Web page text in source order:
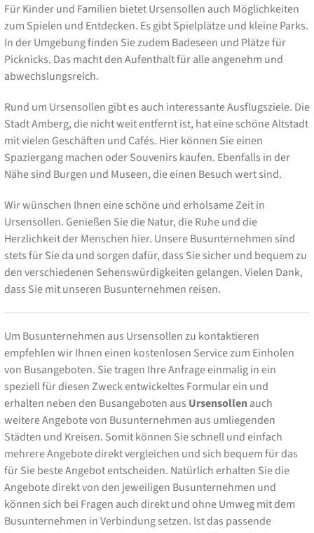
Für Kinder und Familien bietet Ursensollen auch Möglichkeiten
zum Spielen und Entdecken. Es gibt Spielplätze und kleine Parks.
In der Umgebung finden Sie zudem Badeseen und Plätze für
Picknicks. Das macht den Aufenthalt für alle angenehm und
abwechslungsreich.
Rund um Ursensollen gibt es auch interessante Ausflugsziele. Die
Stadt Amberg, die nicht weit entfernt ist, hat eine schöne Altstadt
mit vielen Geschäften und Cafés. Hier können Sie einen
Spaziergang machen oder Souvenirs kaufen. Ebenfalls in der
Nähe sind Burgen und Museen, die einen Besuch wert sind.
Wir wünschen Ihnen eine schöne und erholsame Zeit in
Ursensollen. Genießen Sie die Natur, die Ruhe und die
Herzlichkeit der Menschen hier. Unsere Busunternehmen sind
stets für Sie da und sorgen dafür, dass Sie sicher und bequem zu
den verschiedenen Sehenswürdigkeiten gelangen. Vielen Dank,
dass Sie mit unseren Busunternehmen reisen.
Um Busunternehmen aus Ursensollen zu kontaktieren
empfehlen wir Ihnen einen kostenlosen Service zum Einholen
von Busangeboten. Sie tragen Ihre Anfrage einmalig in ein
speziell für diesen Zweck entwickeltes Formular ein und
erhalten neben den Busangeboten aus Ursensollenauch
weitere Angebote von Busunternehmen aus umliegenden
Städten und Kreisen. Somit können Sie schnell und einfach
mehrere Angebote direkt vergleichen und sich bequem für das
für Sie beste Angebot entscheiden. Natürlich erhalten Sie die
Angebote direkt von den jeweiligen Busunternehmen und
können sich bei Fragen auch direkt und ohne Umweg mit dem
Busunternehmen in Verbindung setzen. Ist das passende